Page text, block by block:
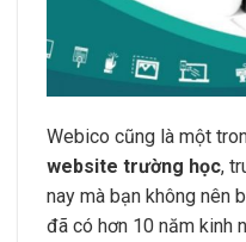
Webico cũng là một
website trường học,
nay mà bạn không nên
đã có hơn 10 năm kinh